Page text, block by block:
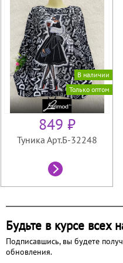
В наличии
Только оптом
849 ₽
Туника Арт.Б-32248
Будьте в курсе всех
Подписавшись, вы будете
обновления.